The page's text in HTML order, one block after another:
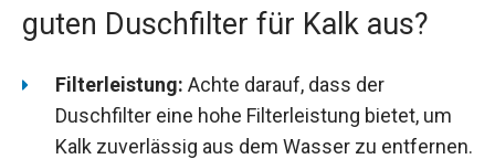
guten Duschfilter für Kalk aus?
Filterleistung: Achte darauf, dass der
Duschfilter eine hohe Filterleistung bietet, um
Kalk zuverlässig aus dem Wasser zu entfernen.